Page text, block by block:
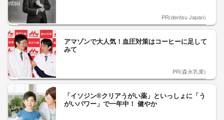
PR(dentsu Japan)
アマゾンで大人気！血圧対策はコーヒーに足して
みて
PR(森永乳業)
「イソジン®クリアうがい薬」といっしょに「う
がいパワー」で一年中！ 健やか